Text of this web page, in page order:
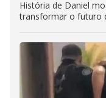
História de Daniel
transformar o futuro